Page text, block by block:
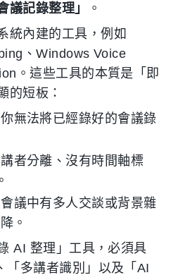
議記錄整理」
。
統內建的工具，例如
、Windows Voice
。這些工具的本質是「即
的短板：
你無法將已經錄好的會議錄
講者分離、沒有時間軸標
會議中有多人交談或背景雜
。
AI 整理」工具，必須具
「多講者識別」以及「AI